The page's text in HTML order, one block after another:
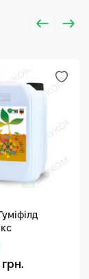
грн.